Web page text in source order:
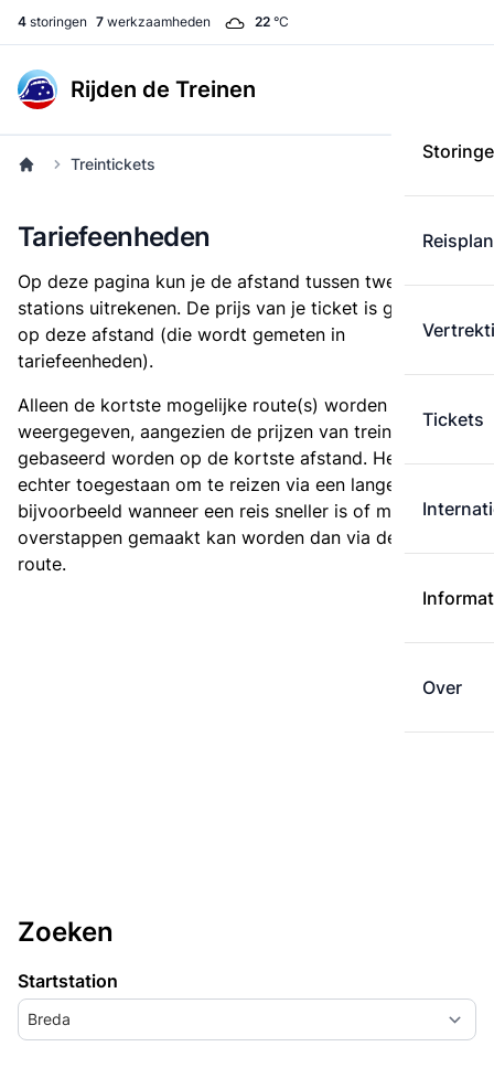
4 storingen 7 werkzaamheden 22 °C
Rijden de Treinen
Tickets
Over
Treintickets
Tariefeenheden
Op deze pagina kun je de afstand tussen twee
stations uitrekenen. De prijs van je ticket is gebaseerd
op deze afstand (die wordt gemeten in
tariefeenheden).
Alleen de kortste mogelijke route(s) worden
weergegeven, aangezien de prijzen van treintickets
gebaseerd worden op de kortste afstand. Het is
echter toegestaan om te reizen via een langere route,
bijvoorbeeld wanneer een reis sneller is of met minder
overstappen gemaakt kan worden dan via de kortste
route.
Zoeken
Startstation
Breda